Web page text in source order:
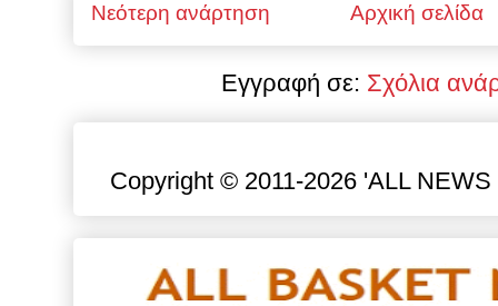
Νεότερη ανάρτηση Αρχική σελίδα
Εγγραφή σε: Σχόλια
Copyright © 2011-2026 'ALL